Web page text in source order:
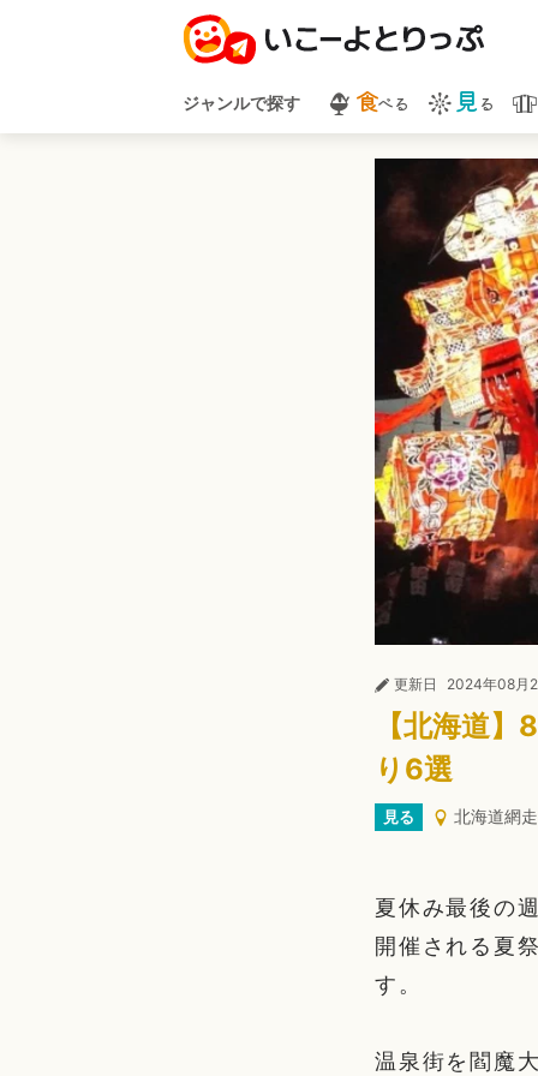
ジャンルで探す 食べる 見 る
更新日 2024年08月
【北海道
り6選
見る 北海道網
夏休み最後の
開催される夏
す。
温泉街を閻魔